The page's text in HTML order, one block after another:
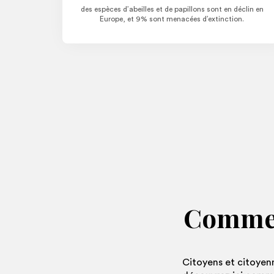
des espèces d’abeilles et de papillons sont en déclin en
Europe, et 9% sont menacées d’extinction.
Citoyens et